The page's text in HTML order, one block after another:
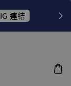
IG 連結